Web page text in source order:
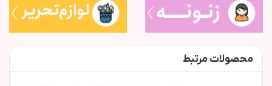
محصولات مرتبط